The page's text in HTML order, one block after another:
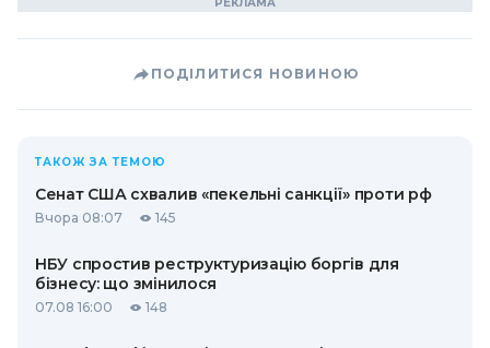
ПОДІЛИТИСЯ НОВИНОЮ
ТАКОЖ ЗА ТЕМОЮ
Сенат США схвалив «пекельні санкції» проти рф
Вчора 08:07 145
НБУ спростив реструктуризацію боргів для
бізнесу: що змінилося
07.08 16:00 148